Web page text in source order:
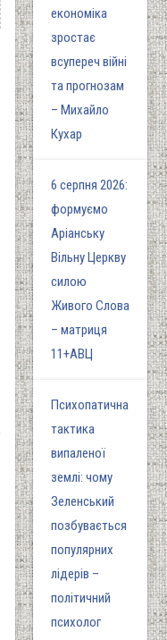
економіка
зростає
всупереч війні
та прогнозам
– Михайло
Кухар
6 серпня 2026:
формуємо
Аріанську
Вільну Церкву
силою
Живого Слова
– матриця
11+АВЦ
Психопатична
тактика
випаленої
землі: чому
Зеленський
позбувається
популярних
лідерів –
політичний
психолог